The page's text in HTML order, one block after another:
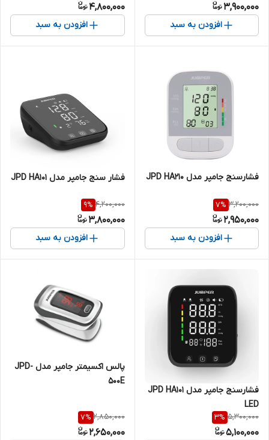
3,900,000
افزودن به سبد
4,800,000
افزودن به سبد
فشارسنج جامپر مدل JPD HA210
3,200,000
7%
2,950,000
افزودن به سبد
فشار سنج جامپر مدل JPD HA101
4,200,000
9%
3,800,000
افزودن به سبد
فشارسنج جامپر مدل JPD HA101
LED
5,300,000
3%
5,100,000
پالس اکسیمتر جامپر مدل JPD-
500E
2,850,000
7%
2,650,000